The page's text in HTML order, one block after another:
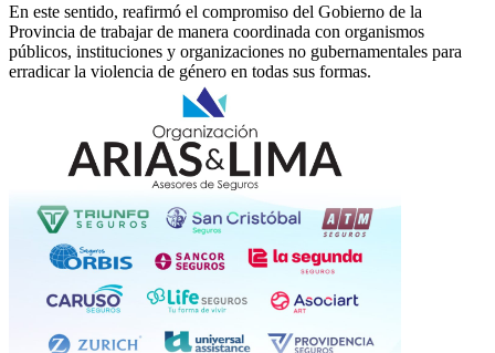
En este sentido, reafirmó el compromiso del Gobierno de la
Provincia de trabajar de manera coordinada con organismos
públicos, instituciones y organizaciones no gubernamentales para
erradicar la violencia de género en todas sus formas.